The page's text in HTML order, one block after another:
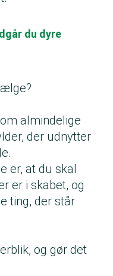
du dyre
almindelige
der udnytter
er, at du skal
er i skabet, og
ting, der står
og gør det